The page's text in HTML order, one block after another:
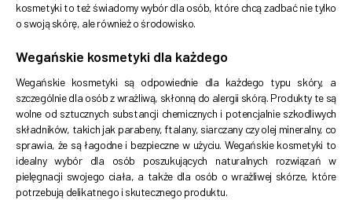
kosmetyki to też świadomy wybór dla osób, które chcą zadbać nie tylko
o swoją skórę, ale również o środowisko.
Wegańskie kosmetyki dla każdego
Wegańskie kosmetyki są odpowiednie dla każdego typu skóry, a
szczególnie dla osób z wrażliwą, skłonną do alergii skórą. Produkty te są
wolne od sztucznych substancji chemicznych i potencjalnie szkodliwych
składników, takich jak parabeny, ftalany, siarczany czy olej mineralny, co
sprawia, że są łagodne i bezpieczne w użyciu. Wegańskie kosmetyki to
idealny wybór dla osób poszukujących naturalnych rozwiązań w
pielęgnacji swojego ciała, a także dla osób o wrażliwej skórze, które
potrzebują delikatnego i skutecznego produktu.